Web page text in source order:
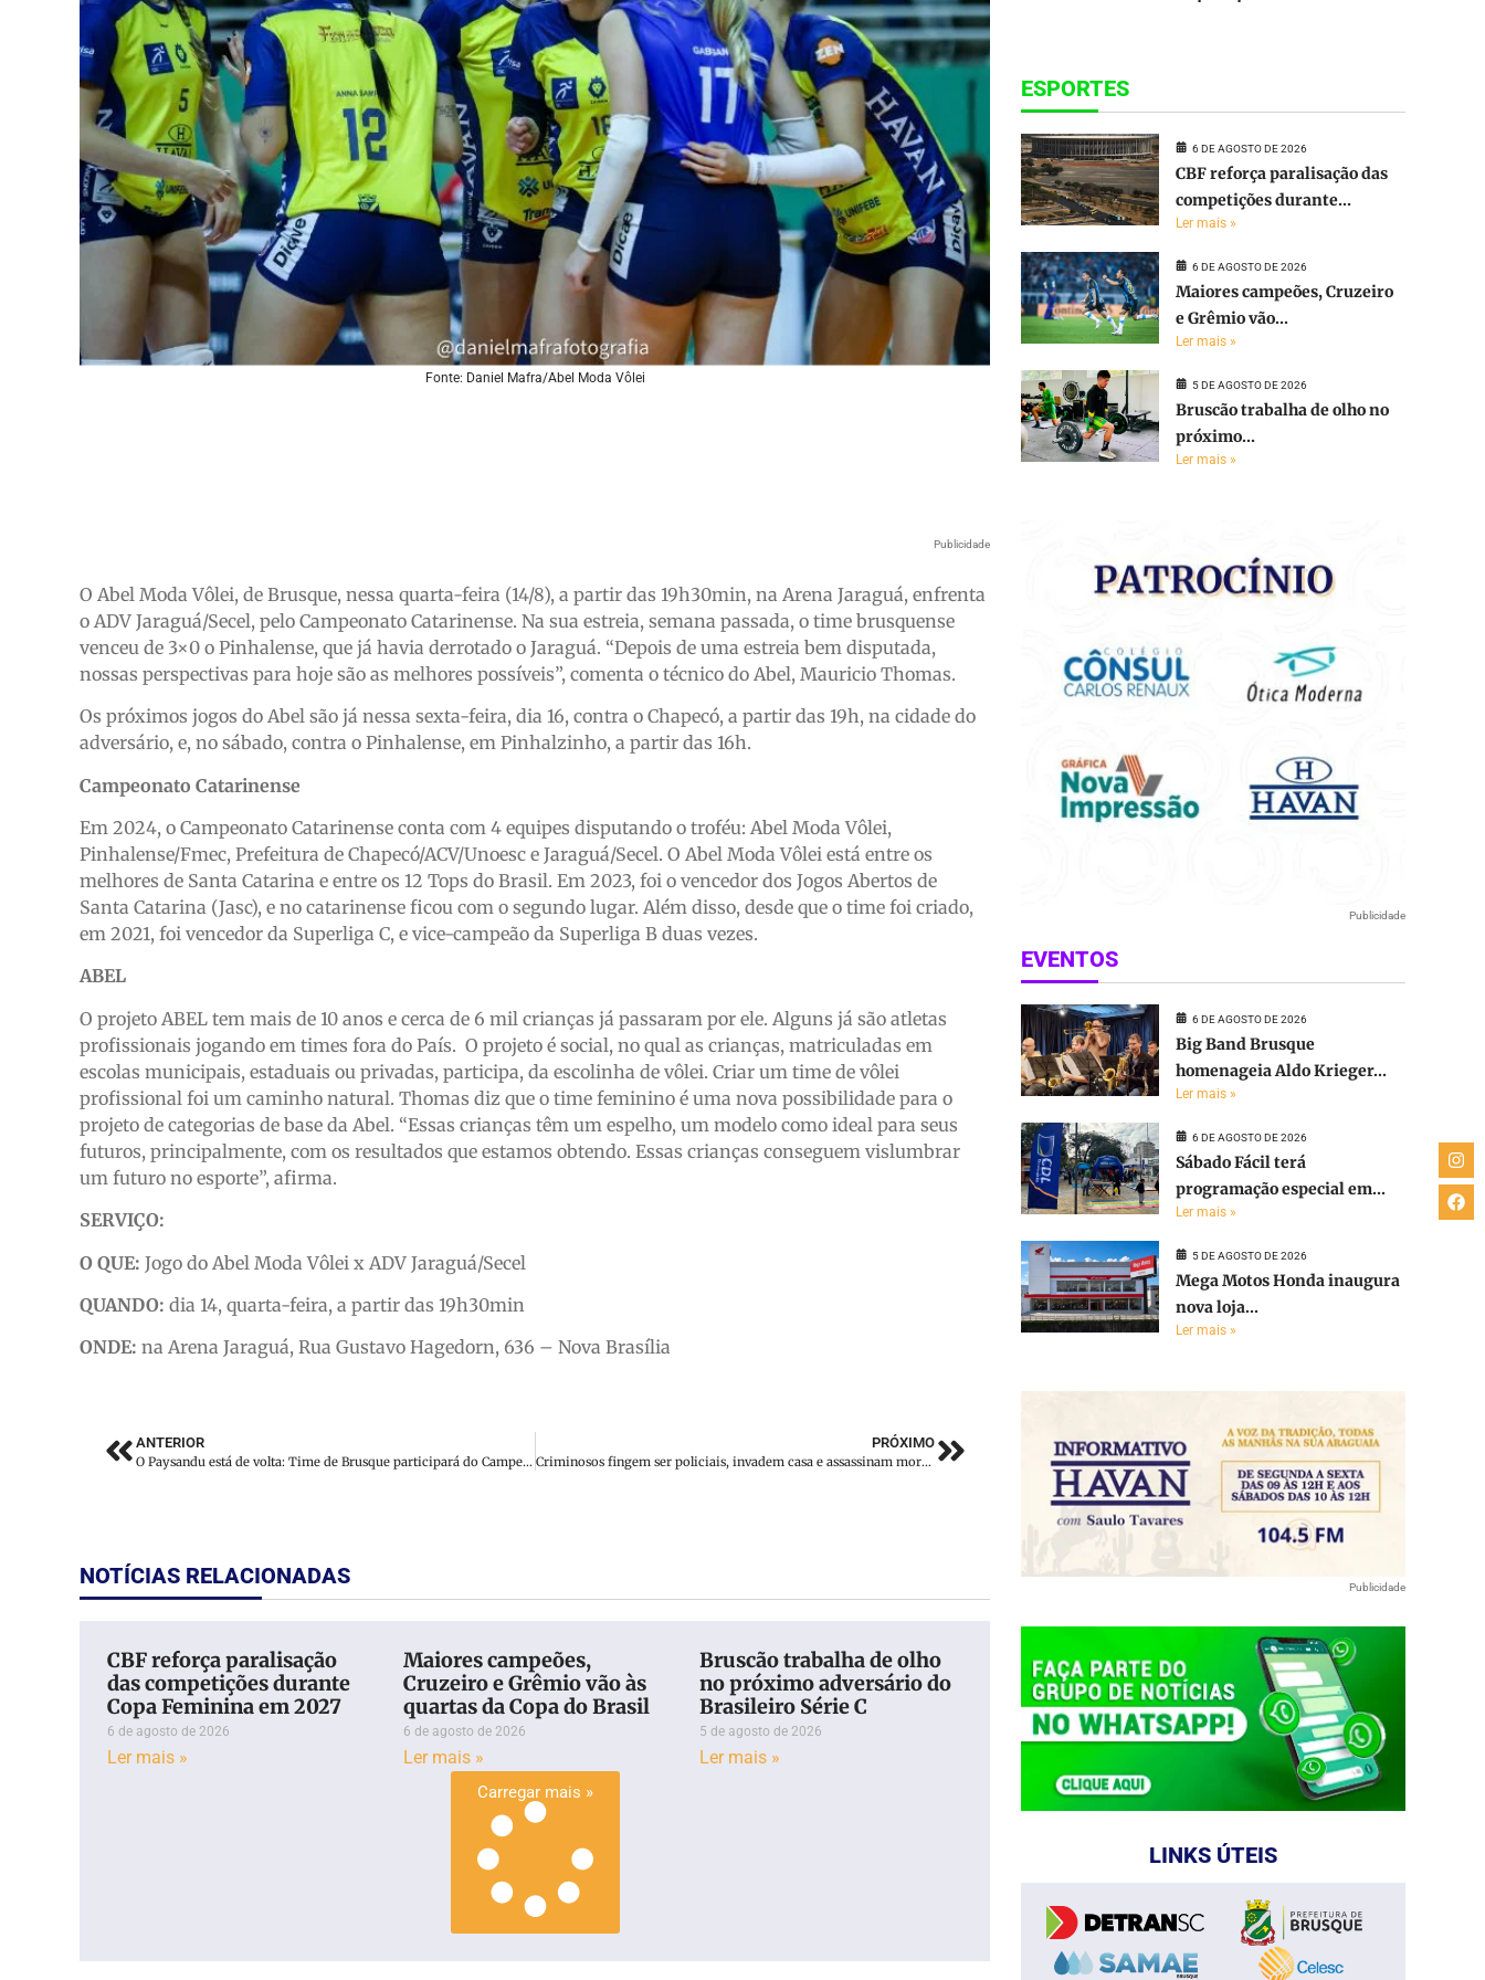
Fonte: Daniel Mafra/Abel Moda Vôlei
Publicidade
O Abel Moda Vôlei, de Brusque, nessa quarta-feira (14/8), a partir das 19h30min, na Arena Jaraguá, enfrenta
o ADV Jaraguá/Secel, pelo Campeonato Catarinense. Na sua estreia, semana passada, o time brusquense
venceu de 3×0 o Pinhalense, que já havia derrotado o Jaraguá. “Depois de uma estreia bem disputada,
nossas perspectivas para hoje são as melhores possíveis”, comenta o técnico do Abel, Mauricio Thomas.
Os próximos jogos do Abel são já nessa sexta-feira, dia 16, contra o Chapecó, a partir das 19h, na cidade do
adversário, e, no sábado, contra o Pinhalense, em Pinhalzinho, a partir das 16h.
Campeonato Catarinense
Em 2024, o Campeonato Catarinense conta com 4 equipes disputando o troféu: Abel Moda Vôlei,
Pinhalense/Fmec, Prefeitura de Chapecó/ACV/Unoesc e Jaraguá/Secel. O Abel Moda Vôlei está entre os
melhores de Santa Catarina e entre os 12 Tops do Brasil. Em 2023, foi o vencedor dos Jogos Abertos de
Santa Catarina (Jasc), e no catarinense ficou com o segundo lugar. Além disso, desde que o time foi criado,
em 2021, foi vencedor da Superliga C, e vice-campeão da Superliga B duas vezes.
ABEL
O projeto ABEL tem mais de 10 anos e cerca de 6 mil crianças já passaram por ele. Alguns já são atletas
profissionais jogando em times fora do País. O projeto é social, no qual as crianças, matriculadas em
escolas municipais, estaduais ou privadas, participa, da escolinha de vôlei. Criar um time de vôlei
profissional foi um caminho natural. Thomas diz que o time feminino é uma nova possibilidade para o
projeto de categorias de base da Abel. “Essas crianças têm um espelho, um modelo como ideal para seus
futuros, principalmente, com os resultados que estamos obtendo. Essas crianças conseguem vislumbrar
um futuro no esporte”, afirma.
SERVIÇO:
O QUE: Jogo do Abel Moda Vôlei x ADV Jaraguá/Secel
QUANDO: dia 14, quarta-feira, a partir das 19h30min
ONDE: na Arena Jaraguá, Rua Gustavo Hagedorn, 636 – Nova Brasília
ANTERIOR
O Paysandu está de volta: Time de Brusque participará do Campeonato Catarinense de Futebol Feminino
PRÓXIMO
Criminosos fingem ser policiais, invadem casa e assassinam moradora no Sul de SC
NOTÍCIAS RELACIONADAS
CBF reforça paralisação
das competições durante
Copa Feminina em 2027
6 de agosto de 2026
Ler mais »
Maiores campeões,
Cruzeiro e Grêmio vão às
quartas da Copa do Brasil
6 de agosto de 2026
Ler mais »
Bruscão trabalha de olho
no próximo adversário do
Brasileiro Série C
5 de agosto de 2026
Ler mais »
Carregar mais »
ESPORTES
6 DE AGOSTO DE 2026
CBF reforça paralisação das
competições durante...
Ler mais »
6 DE AGOSTO DE 2026
Maiores campeões, Cruzeiro
e Grêmio vão...
Ler mais »
5 DE AGOSTO DE 2026
Bruscão trabalha de olho no
próximo...
Ler mais »
Publicidade
EVENTOS
6 DE AGOSTO DE 2026
Big Band Brusque
homenageia Aldo Krieger...
Ler mais »
6 DE AGOSTO DE 2026
Sábado Fácil terá
programação especial em...
Ler mais »
5 DE AGOSTO DE 2026
Mega Motos Honda inaugura
nova loja...
Ler mais »
Publicidade
LINKS ÚTEIS